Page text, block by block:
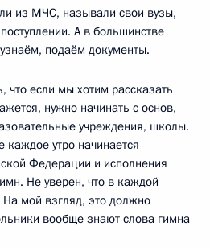
из МЧС, называли свои вузы,
А в большинстве
подаём документы.
что если мы хотим рассказать
нужно начинать с основ,
учреждения, школы.
каждое утро начинается
Федерации и исполнения
Не уверен, что в каждой
На мой взгляд, это должно
вообще знают слова гимна